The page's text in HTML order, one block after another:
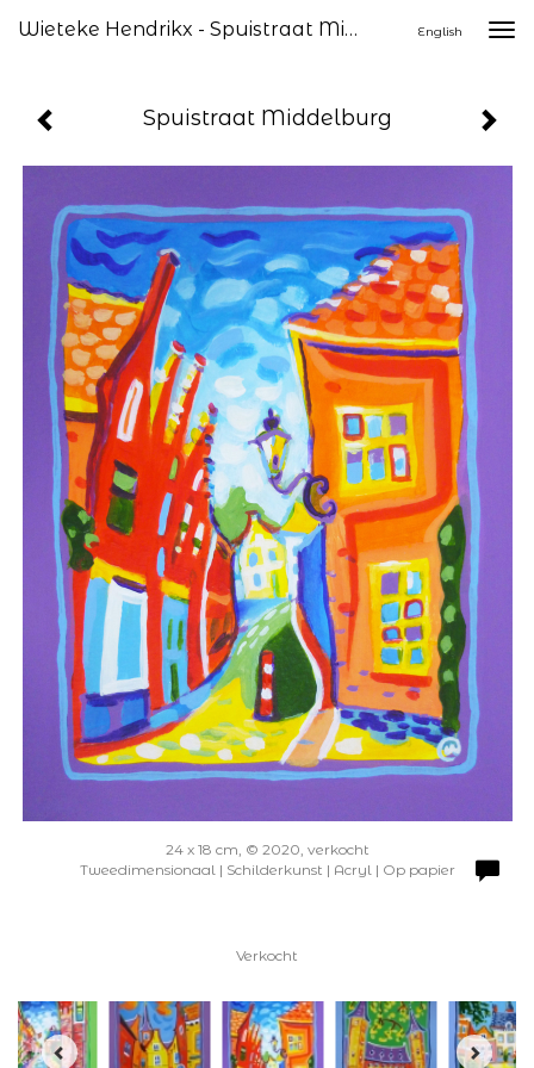
Wieteke Hendrikx - Spuistraat Middelburg English
Spuistraat Middelburg
24 x 18 cm, © 2020, verkocht
Tweedimensionaal | Schilderkunst | Acryl | Op papier
Verkocht